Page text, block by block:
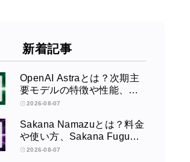
新着記事
OpenAI Astraとは？次期主
要モデルの特徴や性能、公
開時期を解説
2026-08-07
Sakana Namazuとは？料金
や使い方、Sakana Fugu・
主要LLMとの違いを解説
2026-08-07